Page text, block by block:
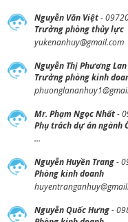
Nguyễn Văn Việt-
Trưởng phòng thủy lực
yukenanhuy@gmail.com
Nguyễn Thị Phương Lan
Trưởng phòng kinh
Mr. Phạm Ngọc Nhất-
Phụ trách dự án ngành
...
Nguyễn Huyền Trang-
Phòng kinh doanh
Nguyễn Quốc Hưng-